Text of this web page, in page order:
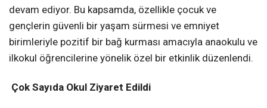
devam ediyor. Bu kapsamda, özellikle çocuk ve
gençlerin güvenli bir yaşam sürmesi ve emniyet
birimleriyle pozitif bir bağ kurması amacıyla anaokulu ve
ilkokul öğrencilerine yönelik özel bir etkinlik düzenlendi.
Çok Sayıda Okul Ziyaret Edildi